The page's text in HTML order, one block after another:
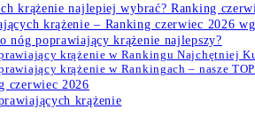
krążenie najlepiej wybrać? Ranking
krążenie – Ranking czerwiec 2026
nóg poprawiający krążenie najlepszy?
krążenie w Rankingu Najchętniej
krążenie w Rankingach – nasze
czerwiec 2026
krążenie